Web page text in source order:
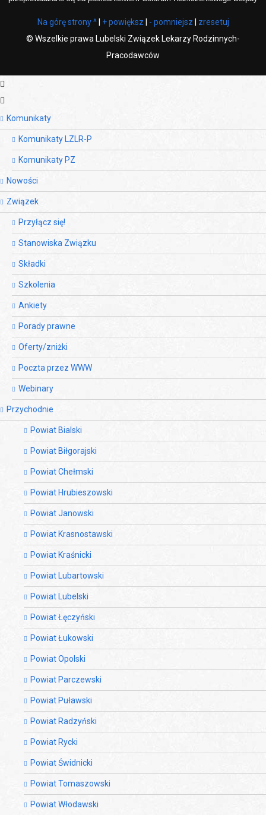
Na górę strony ^| + powiększ - pomniejsz
zresetuj
© Wszelkie prawa Lubelski Związek Lekarzy Rodzinnych-
Pracodawców
Komunikaty
Komunikaty LZLR-P
Komunikaty PZ
Nowości
Związek
Przyłącz się!
Stanowiska Związku
Składki
Szkolenia
Ankiety
Porady prawne
Oferty/zniżki
Poczta przez WWW
Webinary
Przychodnie
Powiat Bialski
Powiat Biłgorajski
Powiat Chełmski
Powiat Hrubieszowski
Powiat Janowski
Powiat Krasnostawski
Powiat Kraśnicki
Powiat Lubartowski
Powiat Lubelski
Powiat Łęczyński
Powiat Łukowski
Powiat Opolski
Powiat Parczewski
Powiat Puławski
Powiat Radzyński
Powiat Rycki
Powiat Świdnicki
Powiat Tomaszowski
Powiat Włodawski